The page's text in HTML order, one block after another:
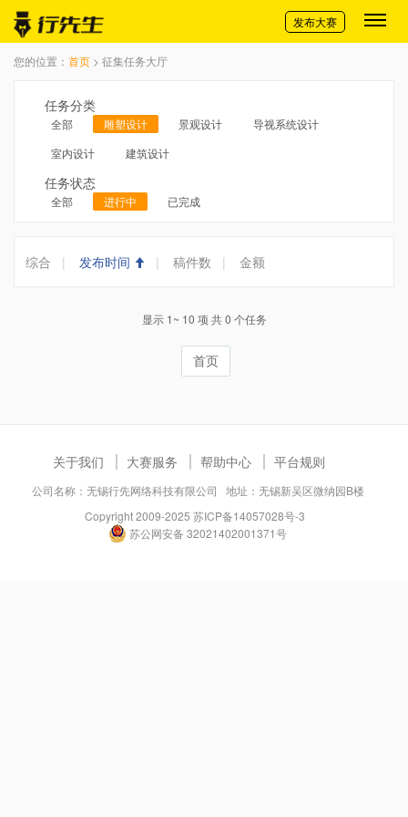
切换导航
发布大赛
您的位置： 首页 > 征集任务大厅
任务分类
全部 雕塑设计 景观设计
导视系统设计
室内设计
建筑设计
任务状态
全部 进行中 已完成
综合 | 发布时间 | 稿件数 | 金额
显示 1~ 10 项 共 0 个任务
首页
关于我们 大赛服务 帮助中心 平台规则
公司名称：无锡行先网络科技有限公司 地址：无锡新吴区微纳园B楼
Copyright 2009-2025 苏ICP备14057028号-3
苏公网安备 32021402001371号